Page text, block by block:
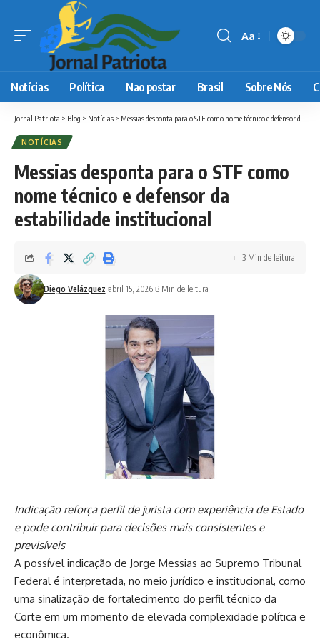
Font
Aa
Notícias Política Nao postar Brasil Sobre Nós
Jornal Patriota > Blog > Notícias > Messias desponta para o STF como nome técnico e defensor da estabilidade institucional
NOTÍCIAS
Messias desponta para o STF como
nome técnico e defensor da
estabilidade institucional
Diego Velázquez abril 15, 2026 3 Min de leitura
3 Min de leitura
Indicação reforça perfil de jurista com experiência de Estado
e pode contribuir para decisões mais consistentes e
previsíveis
A possível indicação de Jorge Messias ao Supremo Tribunal
Federal é interpretada, no meio jurídico e institucional, como
uma sinalização de fortalecimento do perfil técnico da
Corte em um momento de elevada complexidade política e
econômica.